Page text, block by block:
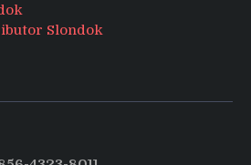
Slondok